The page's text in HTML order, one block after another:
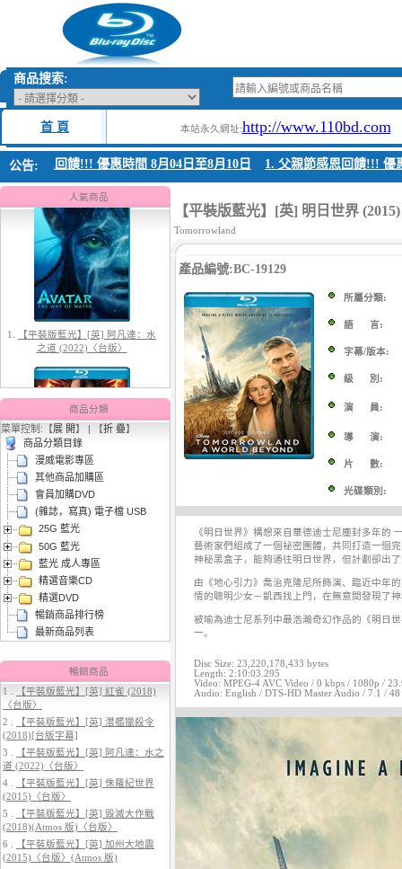
商品搜索:
首 頁 本站永久網址:http://www.110bd.com
公告:
節感恩回饋!!! 優惠時間 8月04日至8月10日 1. 父親節感恩回饋!!! 優
人氣商品
1.【平裝版藍光】[英] 阿凡達：水
之道 (2022)〈台版〉
【平裝版藍光】[英] 阿凡達3：火
與燼 (2025)(Atmos 版)〈台版〉
3.【平裝版藍光】[英] 太空超人
(2026)[台版字幕]
4.【平裝版藍光】[英] 穿著PRADA
的惡魔 2 (2026)[台版字幕]
商品分類
菜單控制:【展 開】 | 【折 疊】
商品分類目錄
漫威電影專區
其他商品加購區
會員加購DVD
(雜誌，寫真) 電子檔 USB
25G 藍光
50G 藍光
藍光 成人專區
精選音樂CD
精選DVD
暢銷商品排行榜
最新商品列表
暢銷商品
1 .
【平裝版藍光】[英] 紅雀 (2018)
〈台版〉
2 .
【平裝版藍光】[英] 潛艦獵殺令
(2018)[台版字幕]
3 .
【平裝版藍光】[英] 阿凡達：水之
道 (2022)〈台版〉
4 .
【平裝版藍光】[英] 侏羅紀世界
(2015)〈台版〉
5 .
【平裝版藍光】[英] 毀滅大作戰
(2018)(Atmos 版)〈台版〉
6 .
【平裝版藍光】[英] 加州大地震
(2015)〈台版〉(Atmos 版)
【平裝版藍光】[英] 明日世界
Tomorrowland
產品編號:BC-19129
所屬分類:
語 言:
字幕/版本:
級 別:
演 員:
導 演:
片 數:
光碟類別:
《明日世界》構想來自華德迪士尼塵封多年的
藝術家們組成了一個祕密團體，共同打造一個
神秘黑盒子，能夠通往明日世界，但計劃卻出
由《地心引力》喬治克隆尼所飾演、臨近中年
情的聰明少女－凱西找上門，在無意間發現了
被喻為迪士尼系列中最浩瀚奇幻作品的《明日
一。
Disc Size: 23,220,178,433 bytes
Length: 2:10:03.295
Video: MPEG-4 AVC Video / 0 kbps / 1080p /
Audio: English / DTS-HD Master Audio / 7.1 /